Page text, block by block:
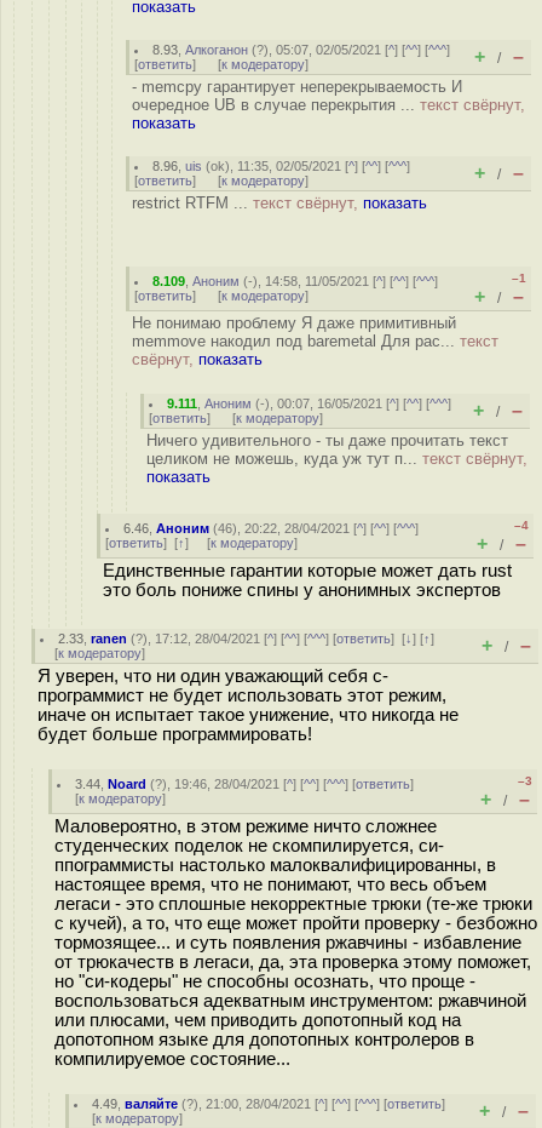
показать
8.93 ,Алкоганон (?), 05:07, 02/05/2021 [^] [^^] [^^^]
[ответить] [к модератору] + / –
- memcpy гарантирует неперекрываемость И
очередное UB в случае перекрытия ... текст свёрнут,
показать
8.96 ,uis (ok), 11:35, 02/05/2021 [^] [^^] [^^^]
[ответить] [к модератору] + / –
restrict RTFM ... текст свёрнут, показать
8.109 ,Аноним (-), 14:58, 11/05/2021 [^] [^^] [^^^]
[ответить] [к модератору]
–1
+ / –
Не понимаю проблему Я даже примитивный
memmove накодил под baremetal Для рас... текст
свёрнут, показать
9.111 ,Аноним (-), 00:07, 16/05/2021 [^] [^^] [^^^]
[ответить] [к модератору] + / –
Ничего удивительного - ты даже прочитать текст
целиком не можешь, куда уж тут п... текст свёрнут,
показать
6.46 ,Аноним (46), 20:22, 28/04/2021 [^] [^^] [^^^]
[ответить] [↑] [к модератору]
–4
+ / –
Единственные гарантии которые может дать rust
это боль пониже спины у анонимных экспертов
2.33 ,ranen (?), 17:12, 28/04/2021 [^] [^^] [^^^] [ответить][↓] [↑]
[к модератору] + / –
Я уверен, что ни один уважающий себя с-
программист не будет использовать этот режим,
иначе он испытает такое унижение, что никогда не
будет больше программировать!
3.44 ,Noard (?), 19:46, 28/04/2021 [^] [^^] [^^^] [ответить]
[к модератору]
–3
+ / –
Маловероятно, в этом режиме ничто сложнее
студенческих поделок не скомпилируется, си-
ппограммисты настолько малоквалифицированны, в
настоящее время, что не понимают, что весь объем
легаси - это сплошные некорректные трюки (те-же трюки
с кучей), а то, что еще может пройти проверку - безбожно
тормозящее... и суть появления ржавчины - избавление
от трюкачеств в легаси, да, эта проверка этому поможет,
но "си-кодеры" не способны осознать, что проще -
воспользоваться адекватным инструментом: ржавчиной
или плюсами, чем приводить допотопный код на
допотопном языке для допотопных контролеров в
компилируемое состояние...
4.49 ,валяйте (?), 21:00, 28/04/2021 [^] [^^] [^^^] [ответить]
[к модератору] + / –